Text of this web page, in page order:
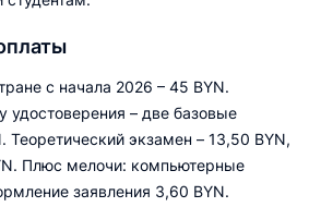
с начала 2026 – 45 BYN.
удостоверения – две базовые
Теоретический экзамен – 13,50 BYN,
Плюс мелочи: компьютерные
заявления 3,60 BYN.